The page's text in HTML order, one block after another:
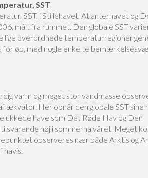
SST
SST, i Stillehavet, Atlanterhavet og
målt fra rummet. Den globale SST
overordnede temperaturregioner
med nogle enkelte
varm og meget stor vandmasse
ækvator. Her opnår den globale SST sine
have som Det Røde Hav og Den
høj i sommerhalvåret. Meget
observeres nær både Arktis og